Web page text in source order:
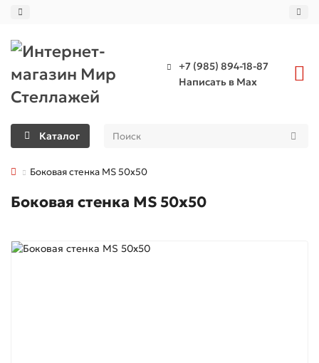
+7 (985) 894-18-87
Написать в Max
Каталог
Боковая стенка MS 50x50
Боковая стенка MS 50x50